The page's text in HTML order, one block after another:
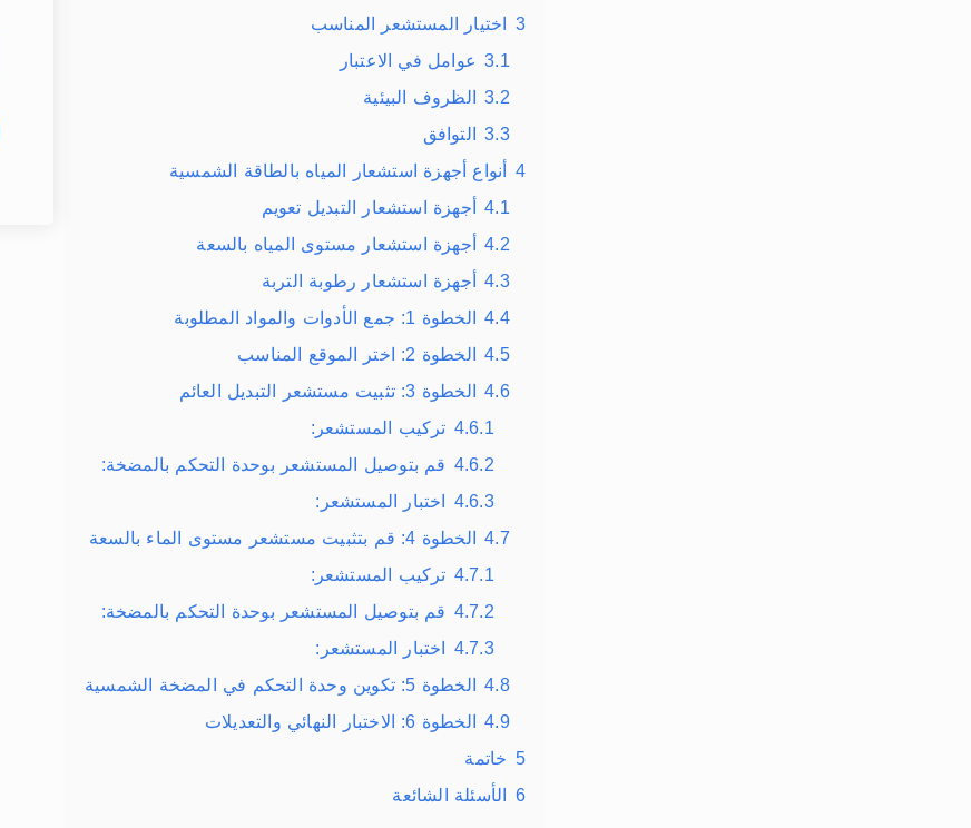
3 اختيار المستشعر المناسب
3.1 عوامل في الاعتبار
3.2 الظروف البيئية
3.3 التوافق
4 أنواع أجهزة استشعار المياه بالطاقة الشمسية
4.1 أجهزة استشعار التبديل تعويم
4.2 أجهزة استشعار مستوى المياه بالسعة
4.3 أجهزة استشعار رطوبة التربة
4.4 الخطوة 1: جمع الأدوات والمواد المطلوبة
4.5 الخطوة 2: اختر الموقع المناسب
4.6 الخطوة 3: تثبيت مستشعر التبديل العائم
4.6.1 تركيب المستشعر:
4.6.2 قم بتوصيل المستشعر بوحدة التحكم بالمضخة:
4.6.3 اختبار المستشعر:
4.7 الخطوة 4: قم بتثبيت مستشعر مستوى الماء بالسعة
4.7.1 تركيب المستشعر:
4.7.2 قم بتوصيل المستشعر بوحدة التحكم بالمضخة:
4.7.3 اختبار المستشعر:
4.8 الخطوة 5: تكوين وحدة التحكم في المضخة الشمسية
4.9 الخطوة 6: الاختبار النهائي والتعديلات
5 خاتمة
6 الأسئلة الشائعة